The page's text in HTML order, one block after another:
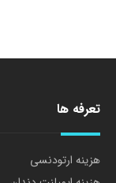
تعرفه ها
هزینه ارتودنسی